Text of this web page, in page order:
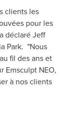
clients les
pour les
déclaréJeff
Park. "Nous
fil des ans et
Emsculpt NEO,
à nos clients